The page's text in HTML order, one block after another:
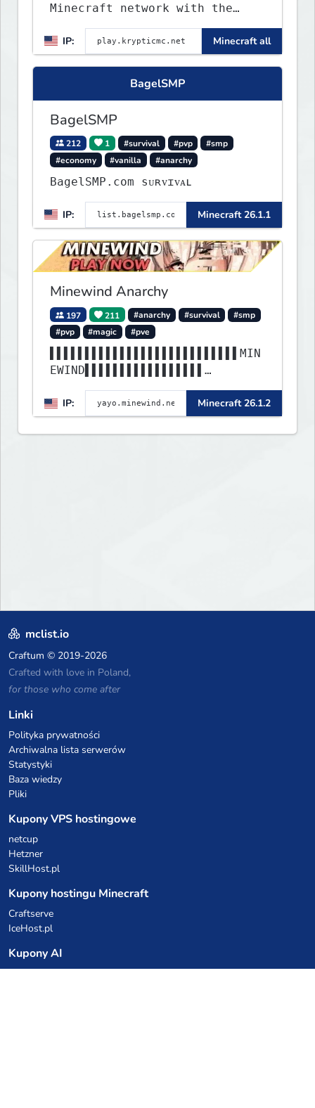
Minecraft network with the
play. Minigames, KitPvP,
Lifesteal, Prison, Practice,
IP: Minecraft all
BagelSMP
BagelSMP
212 1 #survival #pvp
#smp
#economy
#vanilla #anarchy
BagelSMP.com ѕᴜʀᴠɪᴠᴀʟ
IP: Minecraft 26.1.1
Minewind Anarchy
197 211 #anarchy #survival
#smp
#pvp
#magic #pve
▌▌▌▌▌▌▌▌▌▌▌▌▌▌▌▌▌▌▌▌▌▌▌▌▌▌▌MIN
EWIND▌▌▌▌▌▌▌▌▌▌▌▌▌▌▌▌▌
▌▌▌▌▌▌▌▌▌▌▌▌▌▌▌▌▌▌▌▌▌▌▌▌▌▌▌▌▌▌
▌▌▌▌▌▌▌▌▌▌▌▌▌▌▌▌▌▌▌▌▌▌
IP: Minecraft 26.1.2
mclist.io
Craftum © 2019-2026
Crafted with love in Poland,
for those who come after
Linki
Polityka prywatności
Archiwalna lista serwerów
Statystyki
Baza wiedzy
Pliki
Kupony VPS hostingowe
netcup
Hetzner
SkillHost.pl
Kupony hostingu Minecraft
Craftserve
IceHost.pl
Kupony AI
z.ai